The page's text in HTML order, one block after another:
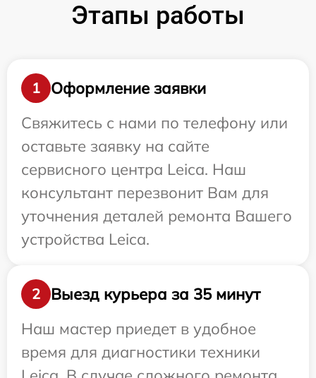
Этапы работы
1
Оформление заявки
Свяжитесь с нами по телефону или
оставьте заявку на сайте
сервисного центра Leica. Наш
консультант перезвонит Вам для
уточнения деталей ремонта Вашего
устройства Leica.
2
Выезд курьера за 35 минут
Наш мастер приедет в удобное
время для диагностики техники